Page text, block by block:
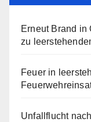
Erneut Brand in
zu
Feuer in
Unfallflucht